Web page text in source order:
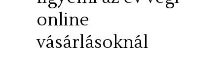
online
vásárlásoknál